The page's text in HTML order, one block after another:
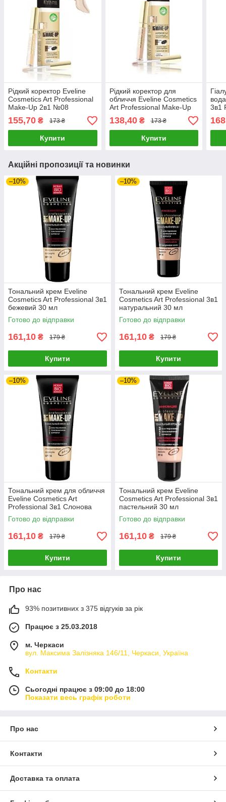
Рідкий коректор Eveline
Cosmetics Art Professional
Make-Up 2в1 №08
porcelain 7 мл
155,70 ₴ 173 ₴
Купити
Рідкий коректор для
обличчя Eveline Cosmetics
Art Professional Make-Up
2в1 №04 light 7 мл
138,40₴ 173 ₴
Купити
3в1
400
Акційні пропозиції та новинки
–10%
Тональний крем Eveline
Cosmetics Art Professional 3в1
бежевий 30 мл
Готово до відправки
161,10 ₴ 179 ₴
Купити
–10%
Тональний крем Eveline
Cosmetics Art Professional 3в1
натуральний 30 мл
Готово до відправки
161,10 ₴ 179 ₴
Купити
–10%
Тональний крем для обличчя
Eveline Cosmetics Art
Professional 3в1 Слонова
кістка 30 мл
Готово до відправки
161,10 ₴ 179 ₴
Купити
–10%
Тональний крем Eveline
Cosmetics Art Professional 3в1
пастельний 30 мл
Готово до відправки
161,10 ₴ 179 ₴
Купити
Про нас
93% позитивних з 375 відгуків за рік
Працює з 25.03.2018
м. Черкаси
вул. Максима Залізняка 146/11, Черкаси, Україна
Контакти
Сьогодні працює з 09:00 до 18:00
Показати весь графік роботи
Про нас
Контакти
Доставка та оплата